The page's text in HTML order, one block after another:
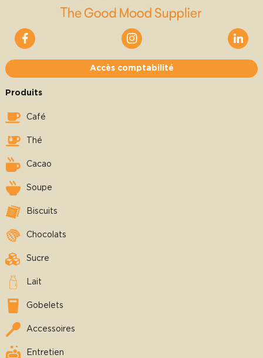
Accès comptabilité
Produits
Café
Thé
Cacao
Soupe
Biscuits
Chocolats
Sucre
Lait
Gobelets
Accessoires
Entretien